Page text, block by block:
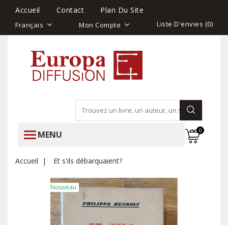
Accueil Contact Plan Du Site
Français Mon Compte Liste D'envies (0)
MENU 0
Accueil Et s'ils débarquaient?
Nouveau